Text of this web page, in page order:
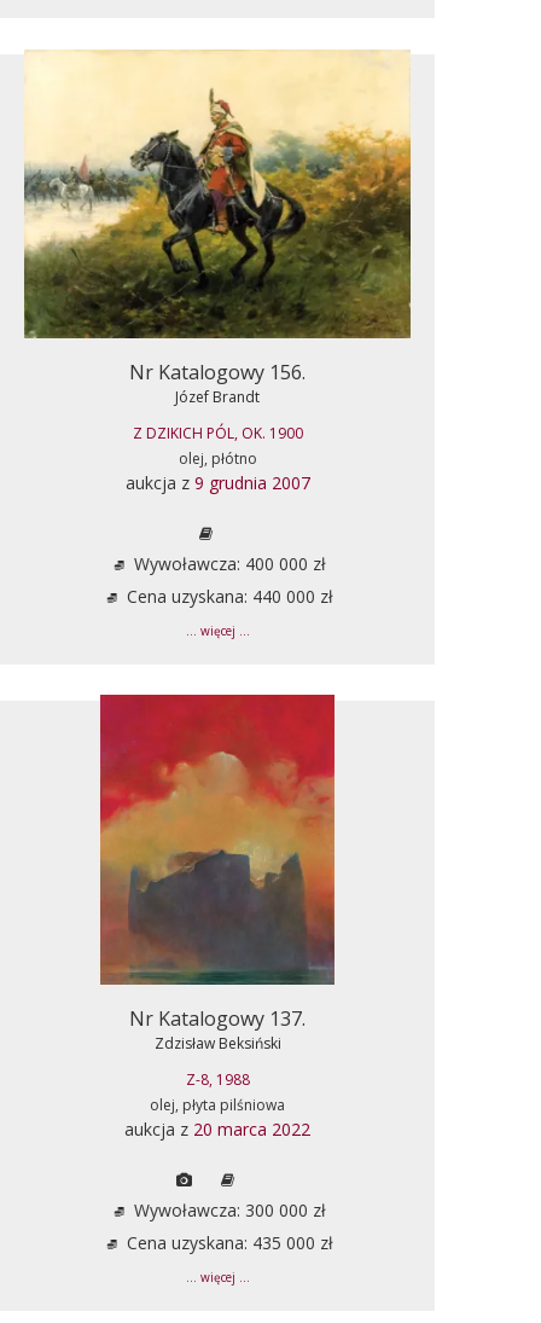
Nr Katalogowy 156.
Józef Brandt
Z DZIKICH PÓL, OK. 1900
olej, płótno
aukcja z 9 grudnia 2007
Wywoławcza: 400 000 zł
Cena uzyskana: 440 000 zł
... więcej ...
Nr Katalogowy 137.
Zdzisław Beksiński
Z-8, 1988
olej, płyta pilśniowa
aukcja z 20 marca 2022
Wywoławcza: 300 000 zł
Cena uzyskana: 435 000 zł
... więcej ...